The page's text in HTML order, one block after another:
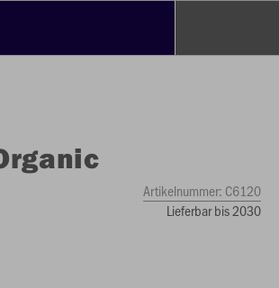
Artikelnummer: C6120
Lieferbar bis 2030